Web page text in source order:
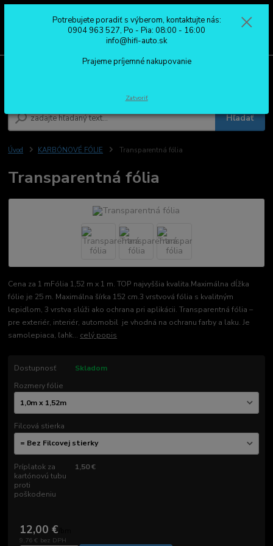
Hľadať
0904 963 527
Po - Pia: 08:00 - 16:00
Úvod KARBÓNOVÉ FÓLIE Transparentná fólia
Transparentná fólia
Cena za 1 mFólia 1,52 m x 1 m. TOP najvyššia kvalita.Maximálna dĺžka
fólie je 25 m. Maximálna šírka 152 cm.3 vrstvová fólia s kvalitným
lepidlom, 3 vrstva slúži ako ochrana pri aplikácii. Transparentná fólia –
pre exteriér, interiér, automobil je vhodná na ochranu farby a laku. Je
samolepiaca, ľahk... celý popis
Dostupnosť
Skladom
Rozmery fólie
Filcová stierka
Príplatok za
kartónovú tubu
proti
poškodeniu
1,50 €
12,00 €
9,76 € bez DPH
Potrebujete poradiť s výberom, kontaktujte nás:
0904 963 527, Po - Pia: 08:00 - 16:00
info@hifi-auto.sk
Prajeme príjemné nakupovanie
Zatvoriť